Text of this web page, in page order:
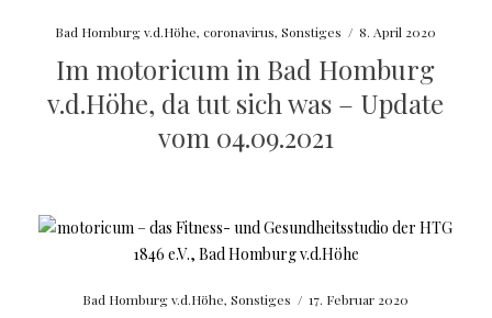
Bad Homburg v.d.Höhe,coronavirus,Sonstiges / 8. April 2020
Im motoricum in Bad Homburg
v.d.Höhe, da tut sich was – Update
vom 04.09.2021
Bad Homburg v.d.Höhe,Sonstiges / 17. Februar 2020